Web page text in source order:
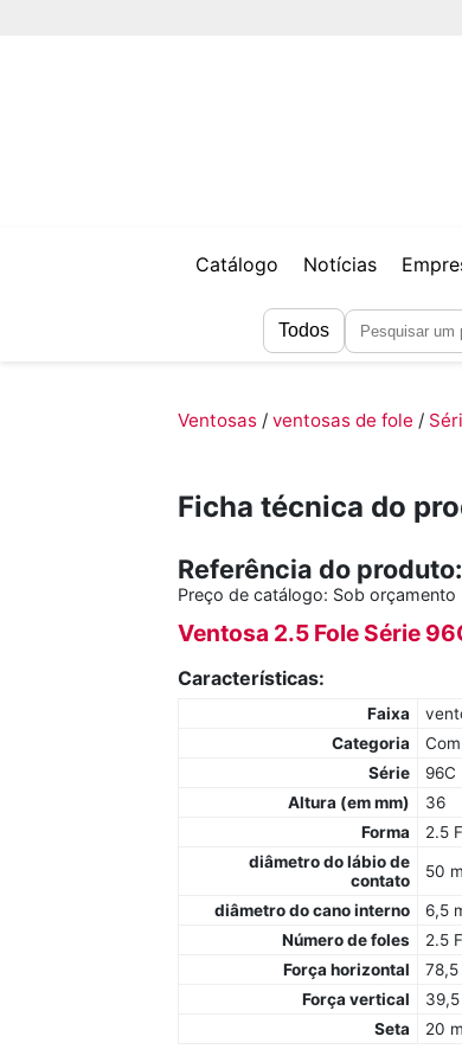
Catálogo Notícias
Todos
Ventosas / ventosas de fole /
Ficha técnica do
Referência do produto:
Preço de catálogo: Sob orçamento
Ventosa 2.5 Fole Série
Características:
Faixa
Categoria
Série
96C
Altura (em mm)
36
Forma
2.5
diâmetro do lábio de
contato
50
diâmetro do cano interno
6,5
Número de foles
2.5
Força horizontal
78,5
Força vertical
39,5
Seta
20